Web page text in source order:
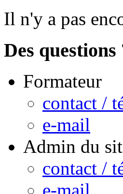
Il n'y a pas
Des
Formateur
contact /
e-mail
Admin du
contact /